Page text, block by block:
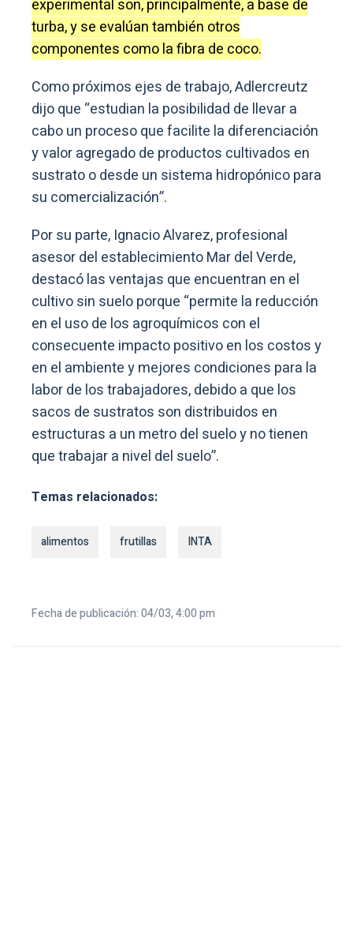
experimental son, principalmente, a base de
turba, y se evalúan también otros
componentes como la fibra de coco.
Como próximos ejes de trabajo, Adlercreutz
dijo que “estudian la posibilidad de llevar a
cabo un proceso que facilite la diferenciación
y valor agregado de productos cultivados en
sustrato o desde un sistema hidropónico para
su comercialización”.
Por su parte, Ignacio Alvarez, profesional
asesor del establecimiento Mar del Verde,
destacó las ventajas que encuentran en el
cultivo sin suelo porque “permite la reducción
en el uso de los agroquímicos con el
consecuente impacto positivo en los costos y
en el ambiente y mejores condiciones para la
labor de los trabajadores, debido a que los
sacos de sustratos son distribuidos en
estructuras a un metro del suelo y no tienen
que trabajar a nivel del suelo”.
Temas relacionados:
alimentos frutillas INTA
Fecha de publicación: 04/03, 4:00 pm